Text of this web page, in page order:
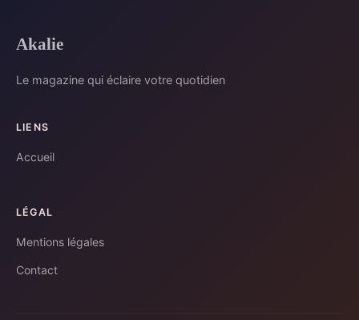
Akalie
Le magazine qui éclaire votre quotidien
LIENS
Accueil
LÉGAL
Mentions légales
Contact